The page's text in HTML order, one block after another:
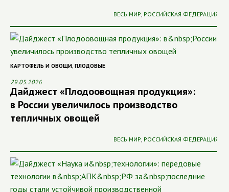
ВЕСЬ МИР РОССИЙСКАЯ ФЕДЕРАЦИЯ
КАРТОФЕЛЬ И ОВОЩИ, ПЛОДОВЫЕ
29.05.2026
Дайджест «Плодоовощная продукция»:
в России увеличилось производство
тепличных овощей
ВЕСЬ МИР РОССИЙСКАЯ ФЕДЕРАЦИЯ